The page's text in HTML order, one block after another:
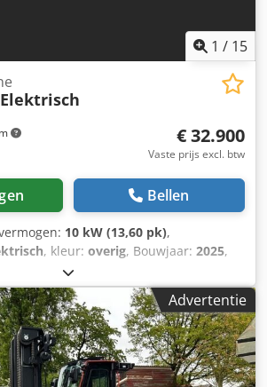
1 / 15
Elektrisch
€ 32.900
Vaste prijs excl. btw
Bellen
10 kW (13,60 pk),
, kleur: overig, Bouwjaar: 2025,
, Aandrijving: rupsaandrijving
kg Afmetingen (L x B x H): 381 x 98 x 230
ja Algemene staat: zeer goed Technische
staat: zeer goed Dodpfxsznrnmo
en toebehoren = -
- Rotatiefunctie = Opmerkingen =
productie: Tsjechië Staat CE-type: CE 2
Advertentie